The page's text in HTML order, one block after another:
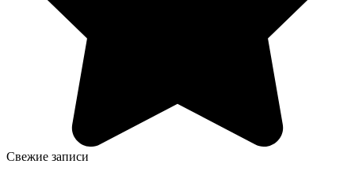
Свежие записи